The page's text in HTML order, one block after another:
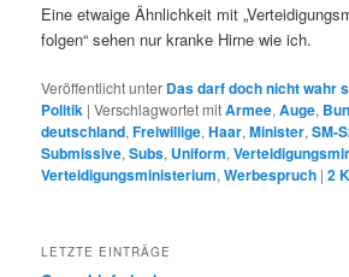
Eine etwaige Ähnlichkeit mit
folgen“ sehen nur kranke Hirne wie ich.
Veröffentlicht unter Das darf doch nicht wahr
Politik |Verschlagwortet mitArmee,Auge,
deutschland,Freiwillige,Haar,Minister,SM-
Submissive,Subs, Uniform,
Verteidigungsministerium,Werbespruch |2
LETZTE EINTRÄGE